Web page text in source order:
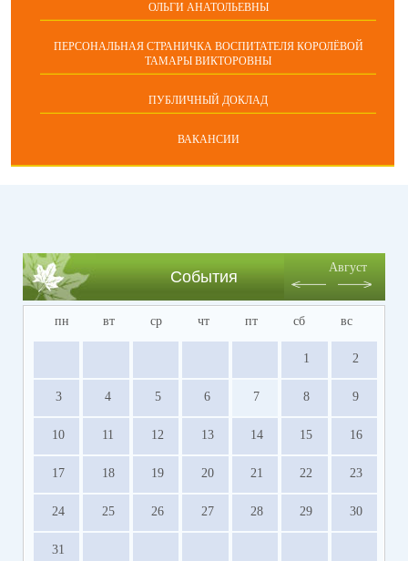
ОЛЬГИ АНАТОЛЬЕВНЫ
ПЕРСОНАЛЬНАЯ СТРАНИЧКА ВОСПИТАТЕЛЯ КОРОЛЁВОЙ
ТАМАРЫ ВИКТОРОВНЫ
ПУБЛИЧНЫЙ ДОКЛАД
ВАКАНСИИ
События
Август
пн вт ср чт пт сб вс
1 2
3 4 5 6 7 8 9
10 11 12 13 14 15 16
17 18 19 20 21 22 23
24 25 26 27 28 29 30
31